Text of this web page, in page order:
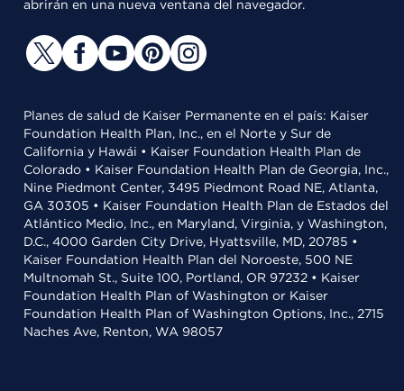
abrirán en una nueva ventana del navegador.
Planes de salud de Kaiser Permanente en el país: Kaiser
Foundation Health Plan, Inc., en el Norte y Sur de
California y Hawái • Kaiser Foundation Health Plan de
Colorado • Kaiser Foundation Health Plan de Georgia, Inc.,
Nine Piedmont Center, 3495 Piedmont Road NE, Atlanta,
GA 30305 • Kaiser Foundation Health Plan de Estados del
Atlántico Medio, Inc., en Maryland, Virginia, y Washington,
D.C., 4000 Garden City Drive, Hyattsville, MD, 20785 •
Kaiser Foundation Health Plan del Noroeste, 500 NE
Multnomah St., Suite 100, Portland, OR 97232 • Kaiser
Foundation Health Plan of Washington or Kaiser
Foundation Health Plan of Washington Options, Inc., 2715
Naches Ave, Renton, WA 98057